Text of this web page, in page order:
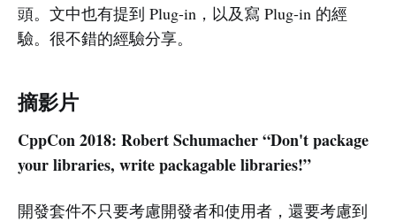
頭。文中也有提到 Plug-in，以及寫 Plug-in 的經
驗。很不錯的經驗分享。
摘影片
CppCon 2018: Robert Schumacher “Don't package
your libraries, write packagable libraries!”
開發套件不只要考慮開發者和使用者，還要考慮到